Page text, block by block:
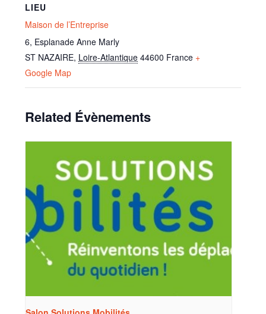
LIEU
Maison de l’Entreprise
6, Esplanade Anne Marly
ST NAZAIRE, Loire-Atlantique 44600 France +
Google Map
Related Évènements